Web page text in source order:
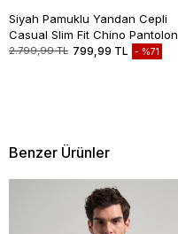
Siyah Pamuklu Yandan Cepli
Casual Slim Fit Chino Pantolon
1003235117
2.799,99 TL 799,99 TL %71
Benzer Ürünler